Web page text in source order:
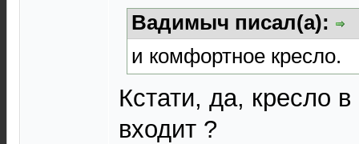
Вадимыч писал(а):
и комфортное кресло.
Кстати, да, кресло
входит ?